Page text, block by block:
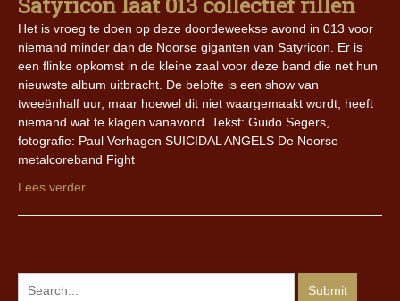
Satyricon laat 013 collectief rillen
Het is vroeg te doen op deze doordeweekse avond in 013 voor
niemand minder dan de Noorse giganten van Satyricon. Er is
een flinke opkomst in de kleine zaal voor deze band die net hun
nieuwste album uitbracht. De belofte is een show van
tweeënhalf uur, maar hoewel dit niet waargemaakt wordt, heeft
niemand wat te klagen vanavond. Tekst: Guido Segers,
fotografie: Paul Verhagen SUICIDAL ANGELS De Noorse
metalcoreband Fight
Lees verder..